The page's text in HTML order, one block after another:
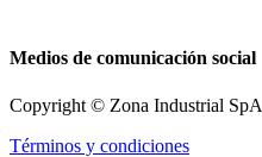
Medios de comunicación social
Copyright © Zona Industrial SpA
Términos y condiciones